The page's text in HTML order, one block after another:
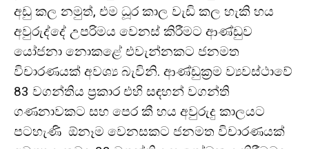
අඩු කල නමුත්, එම ධූර කාල වැඩි කල හැකි හය
අවුරුද්දේ උපරිමය වෙනස් කිරීමට ආණ්ඩුව
යෝජනා නොකළේ එවැන්නකට ජනමත
විචාරණයක් අවශ්‍ය බැවිනි. ආණ්ඩුක්‍රම ව්‍යවස්ථාවේ
83 වගන්තිය ප්‍රකාර එහි සඳහන් වගන්ති
ගණනාවකට සහ පෙර කී හය අවුරුදු කාලයට
පටහැණි ඕනෑම වෙනසකට ජනමත විචාරණයක්